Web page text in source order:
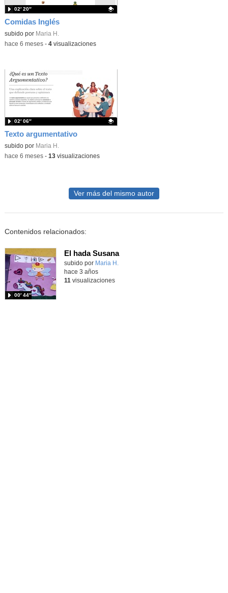
Comidas Inglés
Contenido educativo.
subido por Maria H.
02′ 20″
-hace 6 meses- 4visualizaciones
Texto argumentativo
Contenido educativo.
subido por Maria H.
02′ 06″
-hace 6 meses- 13visualizaciones
Ver más del mismo autor
Contenidos relacionados:
El hada Susana
Contenido educativo.
subido por Maria H.
00′ 44″
hace 3 años
11 visualizaciones